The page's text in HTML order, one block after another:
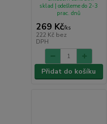
269 Kč/ks
222 Kč bez
DPH
sklad | odešleme do 2-3
prac. dnů
Přidat do košíku